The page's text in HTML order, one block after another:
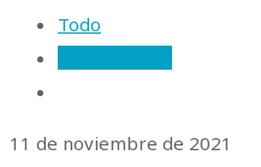
Todo
11 de noviembre de 2021